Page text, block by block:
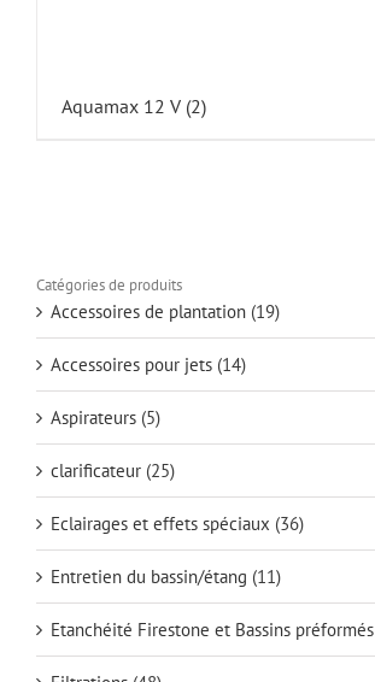
Aquamax 12 V (2)
Catégories de produits
Accessoires de plantation (19)
Accessoires pour jets (14)
Aspirateurs (5)
clarificateur (25)
Eclairages et effets spéciaux (36)
Entretien du bassin/étang (11)
Etanchéité Firestone et Bassins préformés